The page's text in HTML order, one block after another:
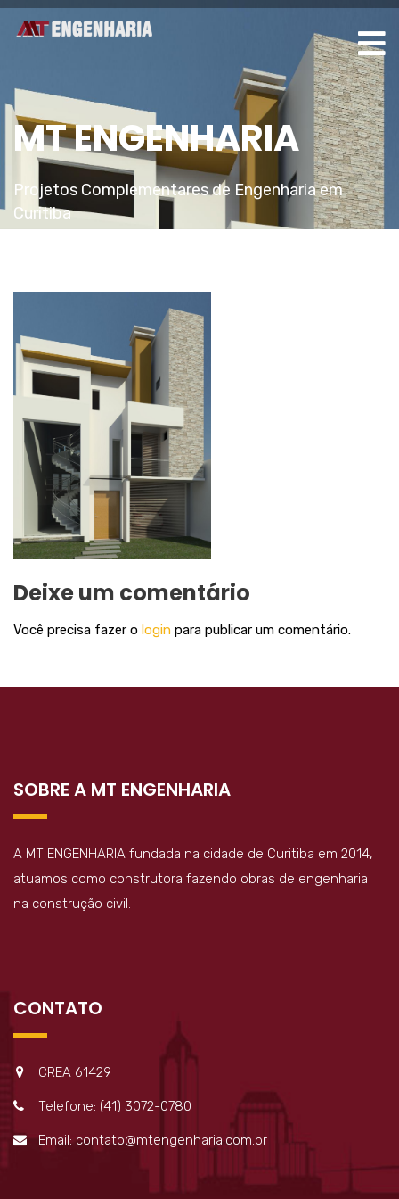
MT ENGENHARIA
Projetos Complementares de Engenharia em
Curitiba
Deixe um comentário
Você precisa fazer o login para publicar um comentário.
SOBRE A MT ENGENHARIA
A MT ENGENHARIA fundada na cidade de Curitiba em 2014,
atuamos como construtora fazendo obras de engenharia
na construção civil.
CONTATO
CREA 61429
Telefone: (41) 3072-0780
Email: contato@mtengenharia.com.br